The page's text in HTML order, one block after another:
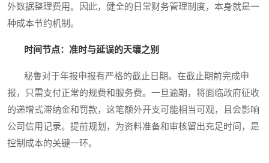
外数据整理费用。因此，健全的日常财务管理制度，本身就是一
种成本节约机制。
时间节点：准时与延误的天壤之别
秘鲁对于年报申报有严格的截止日期。在截止期前完成申
报，只需支付正常的规费和服务费。一旦逾期，将面临政府征收
的递增式滞纳金和罚款，这笔额外开支可能相当可观，且会影响
公司信用记录。提前规划，为资料准备和审核留出充足时间，是
控制成本的关键一环。